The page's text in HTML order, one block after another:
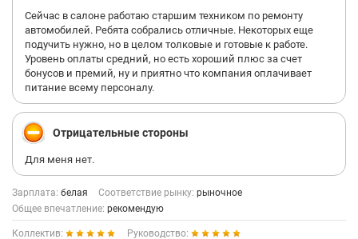
Сейчас в салоне работаю старшим техником по ремонту
автомобилей. Ребята собрались отличные. Некоторых еще
подучить нужно, но в целом толковые и готовые к работе.
Уровень оплаты средний, но есть хороший плюс за счет
бонусов и премий, ну и приятно что компания оплачивает
питание всему персоналу.
Отрицательные стороны
Для меня нет.
Зарплата: белая Соответствие рынку: рыночное
Общее впечатление: рекомендую
Коллектив: Руководство: